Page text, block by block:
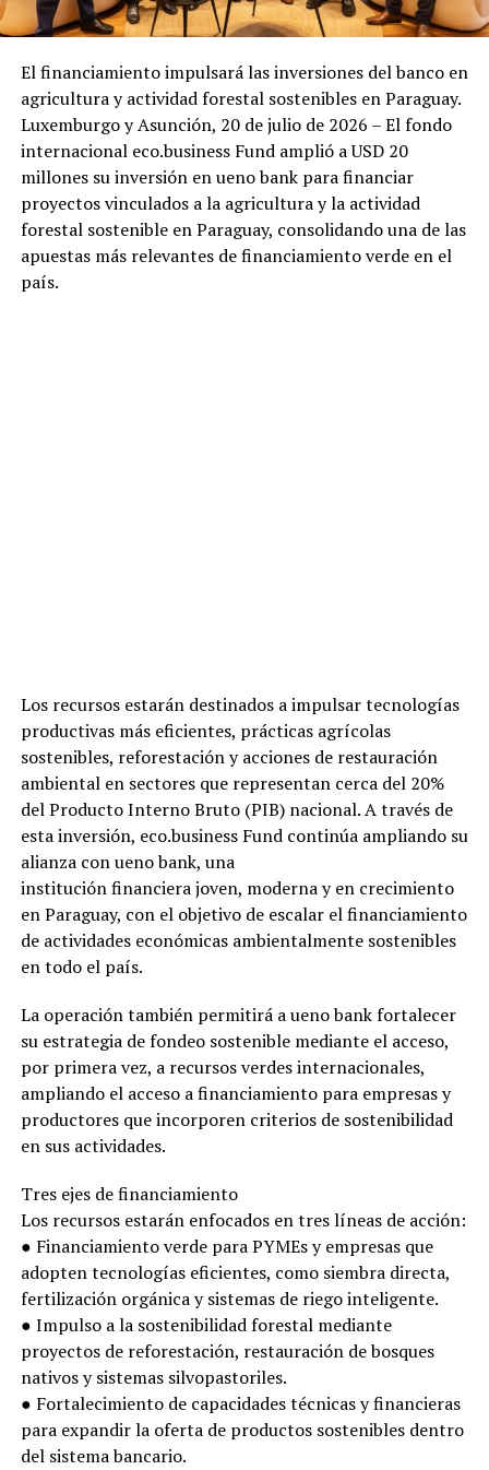
El financiamiento impulsará las inversiones del banco en
agricultura y actividad forestal sostenibles en Paraguay.
Luxemburgo y Asunción, 20 de julio de 2026 – El fondo
internacional eco.business Fund amplió a USD 20
millones su inversión en ueno bank para financiar
proyectos vinculados a la agricultura y la actividad
forestal sostenible en Paraguay, consolidando una de las
apuestas más relevantes de financiamiento verde en el
país.
Los recursos estarán destinados a impulsar tecnologías
productivas más eficientes, prácticas agrícolas
sostenibles, reforestación y acciones de restauración
ambiental en sectores que representan cerca del 20%
del Producto Interno Bruto (PIB) nacional. A través de
esta inversión, eco.business Fund continúa ampliando su
alianza con ueno bank, una
institución financiera joven, moderna y en crecimiento
en Paraguay, con el objetivo de escalar el financiamiento
de actividades económicas ambientalmente sostenibles
en todo el país.
La operación también permitirá a ueno bank fortalecer
su estrategia de fondeo sostenible mediante el acceso,
por primera vez, a recursos verdes internacionales,
ampliando el acceso a financiamiento para empresas y
productores que incorporen criterios de sostenibilidad
en sus actividades.
Tres ejes de financiamiento
Los recursos estarán enfocados en tres líneas de acción:
● Financiamiento verde para PYMEs y empresas que
adopten tecnologías eficientes, como siembra directa,
fertilización orgánica y sistemas de riego inteligente.
● Impulso a la sostenibilidad forestal mediante
proyectos de reforestación, restauración de bosques
nativos y sistemas silvopastoriles.
● Fortalecimiento de capacidades técnicas y financieras
para expandir la oferta de productos sostenibles dentro
del sistema bancario.